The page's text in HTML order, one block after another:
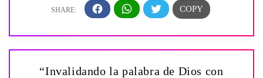
“Invalidando la palabra de Dios con